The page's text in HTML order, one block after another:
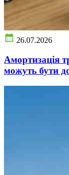
26.07.2026
Амортизація
можуть бути